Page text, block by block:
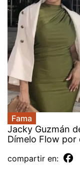
Fama
Jacky Guzmán
Dímelo Flow por
compartir en: